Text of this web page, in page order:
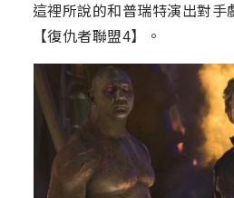
這裡所說的和普瑞特演出對手
【復仇者聯盟4】。